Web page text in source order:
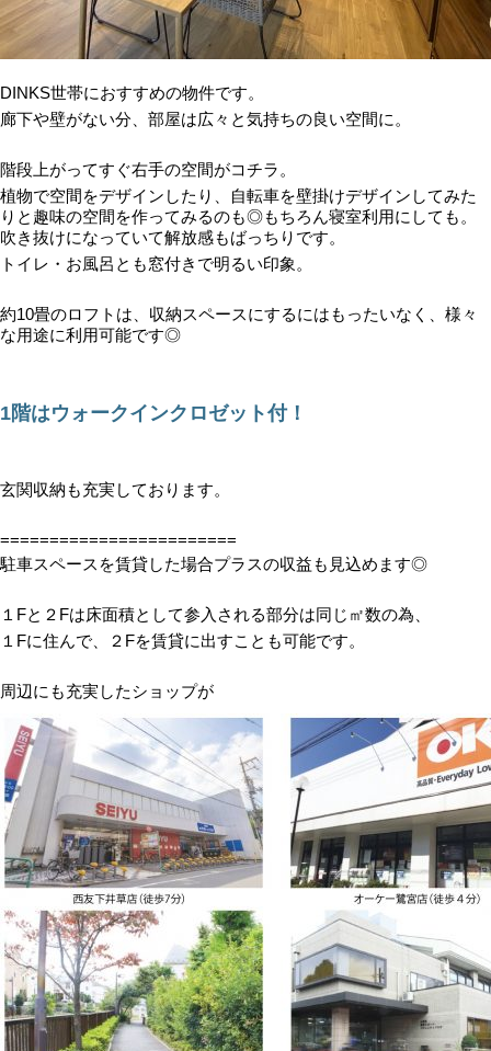
DINKS世帯におすすめの物件です。
廊下や壁がない分、部屋は広々と気持ちの良い空間に。
階段上がってすぐ右手の空間がコチラ。
植物で空間をデザインしたり、自転車を壁掛けデザインしてみた
りと趣味の空間を作ってみるのも◎もちろん寝室利用にしても。
吹き抜けになっていて解放感もばっちりです。
トイレ・お風呂とも窓付きで明るい印象。
約10畳のロフトは、収納スペースにするにはもったいなく、様々
な用途に利用可能です◎
1階はウォークインクロゼット付！
玄関収納も充実しております。
========================
駐車スペースを賃貸した場合プラスの収益も見込めます◎
１Fと２Fは床面積として参入される部分は同じ㎡数の為、
１Fに住んで、２Fを賃貸に出すことも可能です。
周辺にも充実したショップが